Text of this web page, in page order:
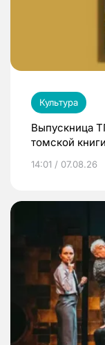
Культура
Выпускница
томской
14:01 / 07.08.26